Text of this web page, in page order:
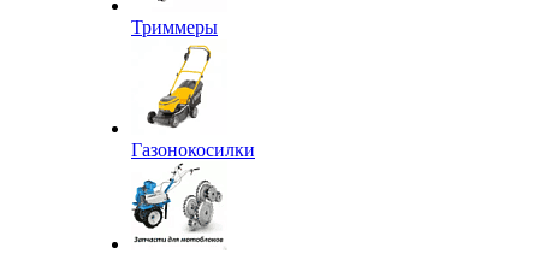
Триммеры
Газонокосилки